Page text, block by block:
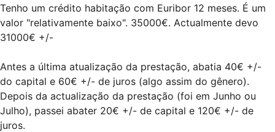
Tenho um crédito habitação com Euribor 12 meses. É um
valor "relativamente baixo". 35000€. Actualmente devo
31000€ +/-
Antes a última atualização da prestação, abatia 40€ +/-
do capital e 60€ +/- de juros (algo assim do gênero).
Depois da actualização da prestação (foi em Junho ou
Julho), passei abater 20€ +/- de capital e 120€ +/- de
juros.